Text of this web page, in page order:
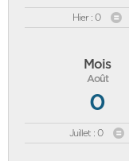
Hier : 0
Mois
Août
0
Juillet : 0